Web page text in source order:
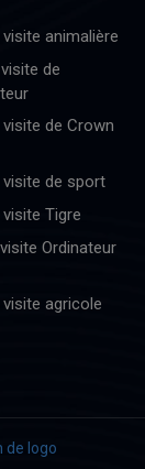
animalière
de
de Crown
de sport
Tigre
Ordinateur
agricole
de logo